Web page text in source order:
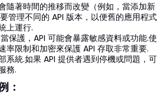
隨著時間的推移而改變（例如，當添加新
管理不同的 API 版本，以便舊的應用程式
上運行.
保護，API 可能會暴露敏感資料或功能.使
率限制和加密來保護 API 存取非常重要.
系統.如果 API 提供者遇到停機或問題，可
務.
：